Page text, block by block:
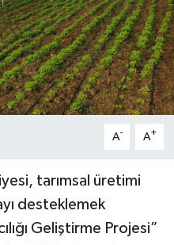
A- A+
tarımsal üretimi
desteklemek
Geliştirme Projesi”